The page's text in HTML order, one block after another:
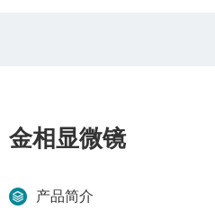
金相显微镜
产品简介